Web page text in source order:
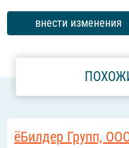
внести изменения
ёБилдер Групп,